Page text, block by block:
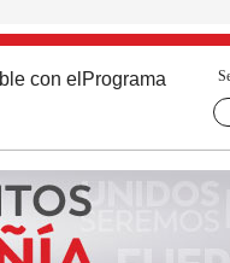
con el Programa